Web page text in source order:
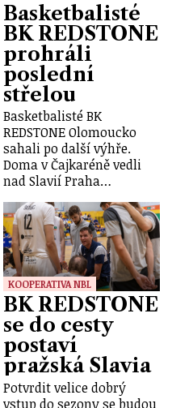
Basketbalisté
BK REDSTONE
prohráli
poslední
střelou
Basketbalisté BK
REDSTONE Olomoucko
sahali po další výhře.
Doma v Čajkaréně vedli
nad Slavií Praha…
KOOPERATIVA NBL
BK REDSTONE
se do cesty
postaví
pražská Slavia
Potvrdit velice dobrý
vstup do sezony se budou